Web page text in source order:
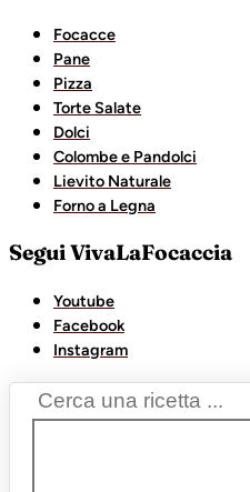
Focacce
Pane
Pizza
Torte Salate
Dolci
Colombe e Pandolci
Lievito Naturale
Forno a Legna
Segui VivaLaFocaccia
Youtube
Facebook
Instagram
Search
...